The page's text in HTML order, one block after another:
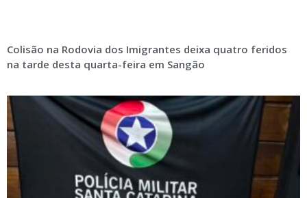
Colisão na Rodovia dos Imigrantes deixa quatro feridos
na tarde desta quarta-feira em Sangão